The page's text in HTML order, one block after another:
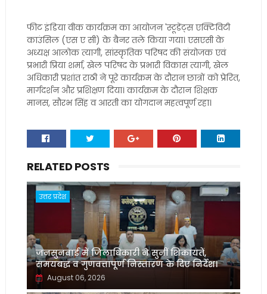
फीट इंडिया वीक कार्यक्रम का आयोजन 'स्टूडेंट्स एक्टिविटी
काउंसिल (एस ए सी) के बैनर तले किया गया। एसएसी के
अध्यक्ष आलोक त्यागी, सांस्कृतिक परिषद की संयोजक एवं
प्रभारी प्रिया शर्मा, खेल परिषद के प्रभारी विकास त्यागी, खेल
अधिकारी प्रशांत राठी ने पूरे कार्यक्रम के दौरान छात्रों को प्रेरित,
मार्गदर्शन और प्रशिक्षण दिया। कार्यक्रम के दौरान शिक्षक
मानस, सौरभ सिंह व आरती का योगदान महत्वपूर्ण रहा।
RELATED POSTS
उत्तर प्रदेश
जनसुनवाई में जिलाधिकारी ने सुनीं शिकायतें,
समयबद्ध व गुणवत्तापूर्ण निस्तारण के दिए निर्देश।
August 06, 2026